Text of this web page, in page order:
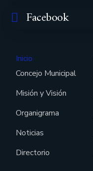
Facebook
Inicio
Concejo Municipal
Misión y Visión
Organigrama
Noticias
Directorio